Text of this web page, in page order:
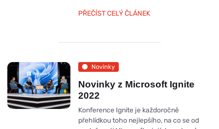
PŘEČÍST CELÝ ČLÁNEK
Novinky
Novinky z Microsoft Ignite
2022
Konference Ignite je každoročně
přehlídkou toho nejlepšího, na co se od